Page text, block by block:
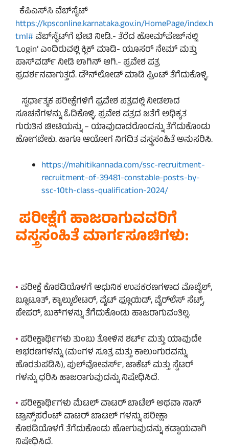
ಕೆಪಿಎಸ್‌ಸಿ ವೆಬ್‌ಸೈಟ್
https://kpsconline.karnataka.gov.in/HomePage/index.h
tml#ವೆಬ್‌ಸೈಟ್‌ಗೆ ಭೇಟಿ ನೀಡಿ.- ತೆರೆದ ಹೋಮ್‌ಪೇಜ್‌ನಲ್ಲಿ
‘Login’ ಎಂದಿರುವಲ್ಲಿ ಕ್ಲಿಕ್ ಮಾಡಿ- ಯೂಸರ್ ನೇಮ್ ಮತ್ತು
ಪಾಸ್‌ವರ್ಡ್‌ ನೀಡಿ ಲಾಗಿನ್‌ ಆಗಿ.- ಪ್ರವೇಶ ಪತ್ರ
ಪ್ರದರ್ಶನವಾಗುತ್ತದೆ. ಡೌನ್‌ಲೋಡ್ ಮಾಡಿ ಪ್ರಿಂಟ್ ತೆಗೆದುಕೊಳ್ಳಿ.
ಸ್ಪರ್ಧಾತ್ಮಕ ಪರೀಕ್ಷೆಗಳಿಗೆ ಪ್ರವೇಶ ಪತ್ರದಲ್ಲಿ ನೀಡಲಾದ
ಸೂಚನೆಗಳನ್ನು ಓದಿಕೊಳ್ಳಿ. ಪ್ರವೇಶ ಪತ್ರದ ಜತೆಗೆ ಅಧಿಕೃತ
ಗುರುತಿನ ಚೀಟಿಯನ್ನು – ಯಾವುದಾದರೊಂದನ್ನು ತೆಗೆದುಕೊಂಡು
ಹೋಗಬೇಕು. ಹಾಗೂ ಆಯೋಗ ನಿಗದಿತ ವಸ್ತ್ರಸಂಹಿತೆ ಅನುಸರಿಸಿ.
https://mahitikannada.com/ssc-recruitment-
recruitment-of-39481-constable-posts-by-
ssc-10th-class-qualification-2024/
ಪರೀಕ್ಷೆಗೆ ಹಾಜರಾಗುವವರಿಗೆ
ವಸ್ತ್ರಸಂಹಿತೆ ಮಾರ್ಗಸೂಚಿಗಳು:
• ಪರೀಕ್ಷೆ ಕೊಠಡಿಯೊಳಗೆ ಆಧುನಿಕ ಉಪಕರಣಗಳಾದ ಮೊಬೈಲ್‌,
ಬ್ಲೂಟೂತ್, ಕ್ಯಾಲ್ಕುಲೇಟರ್, ವೈಟ್ ಫ್ಲೂಯಿಡ್, ವೈರ್‌ಲೆಸ್‌ ಸೆಟ್ಸ್‌,
ಪೇಪರ್, ಬುಕ್‌ಗಳನ್ನು ತೆಗೆದುಕೊಂಡು ಹಾಜರಾಗುವಂತಿಲ್ಲ.
• ಪರೀಕ್ಷಾರ್ಥಿಗಳು ತುಂಬು ತೋಳಿನ ಶರ್ಟ್‌ ಮತ್ತು ಯಾವುದೇ
ಆಭರಣಗಳನ್ನು (ಮಂಗಳ ಸೂತ್ರ ಮತ್ತು ಕಾಲುಂಗುರವನ್ನು
ಹೊರತುಪಡಿಸಿ), ಪುಲ್‌ವೋವರ್ಸ್‌, ಜಾಕೆಟ್‌ ಮತ್ತು ಸ್ವೆಟರ್
ಗಳನ್ನು ಧರಿಸಿ ಹಾಜರಾಗುವುದನ್ನು ನಿಷೇಧಿಸಿದೆ.
• ಪರೀಕ್ಷಾರ್ಥಿಗಳು ಮೆಟಲ್ ವಾಟರ್ ಬಾಟೆಲ್‌ ಅಥವಾ ನಾನ್‌
ಟ್ರಾನ್ಸ್‌ಪರೆಂಟ್ ವಾಟರ್ ಬಾಟಲ್ ಗಳನ್ನು ಪರೀಕ್ಷಾ
ಕೊಠಡಿಯೊಳಗೆ ತೆಗೆದುಕೊಂಡು ಹೋಗುವುದನ್ನು ಕಡ್ಡಾಯವಾಗಿ
ನಿಷೇಧಿಸಿದೆ.